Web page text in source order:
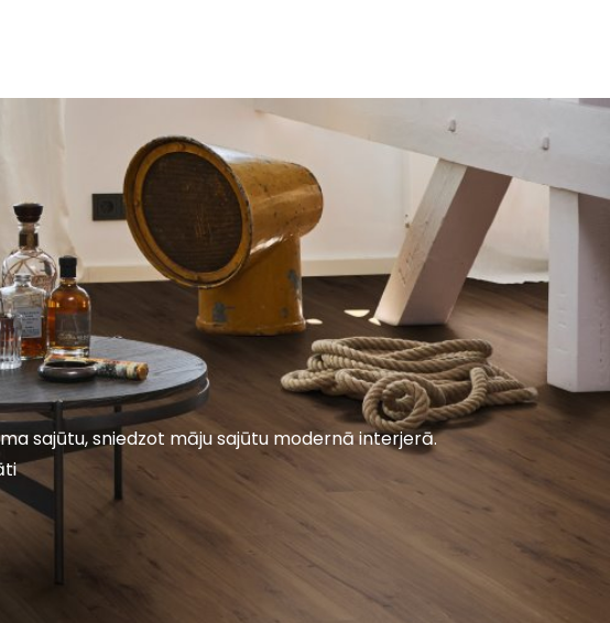
sajūtu, sniedzot māju sajūtu modernā interjerā.